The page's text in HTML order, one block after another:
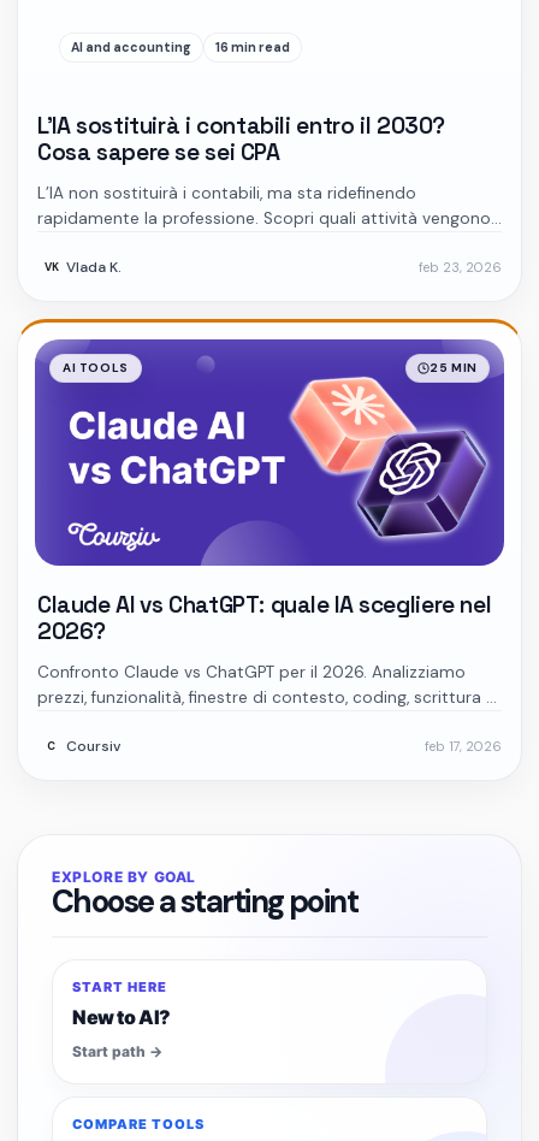
AI and accounting 16 min read
L’IA sostituirà i contabili entro il 2030?
Cosa sapere se sei CPA
L’IA non sostituirà i contabili, ma sta ridefinendo
rapidamente la professione. Scopri quali attività vengono
preparare la tua carriera contabile al 2030.
VK Vlada K. feb 23, 2026
AI TOOLS 25 MIN
Claude AI vs ChatGPT: quale IA scegliere nel
2026?
Confronto Claude vs ChatGPT per il 2026. Analizziamo
prezzi, funzionalità, finestre di contesto, coding, scrittura e
IA più adatto.
C Coursiv feb 17, 2026
EXPLORE BY GOAL
Choose a starting point
START HERE
New to AI?
Start path →
Start path
COMPARE TOOLS
Compare tools